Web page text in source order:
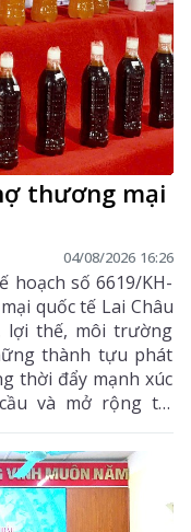
thương mại
04/08/2026 16:26
hoạch số 6619/KH-
quốc tế Lai Châu
lợi thế, môi trường
thành tựu phát
thời đẩy mạnh xúc
và mở rộng thị
đặc hữu, sản phẩm
xuất khẩu của địa